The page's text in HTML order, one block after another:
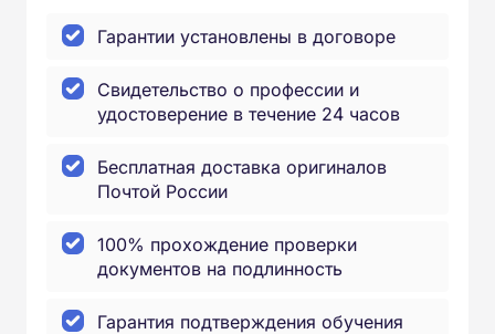
Гарантии установлены в договоре
Свидетельство о профессии и
удостоверение в течение 24 часов
Бесплатная доставка оригиналов
Почтой России
100% прохождение проверки
документов на подлинность
Гарантия подтверждения обучения